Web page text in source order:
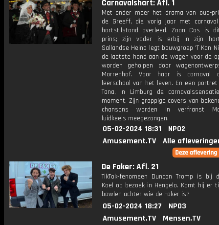
Carnavalshart: Afl. 1
Met onder meer het drama van oud-
de Greeff, die vorig jaar met
hartstilstand overleed. Zoon Cas is
prins; zijn vader is erbij in zijn
Sallandse Heino legt bouwgroep 'T Kan
de laatste hand aan de wagen voor de
worden geholpen door
Morrenhof. Voor haar is carnaval
leerschool van het leven. En een
Tana, in Limburg de
moment. Zijn grappige covers van
chansons worden in verfranst
luidkeels meegezongen.
05-02-2024 18:31
NPO2
Amusement.TV
Alle
De Faker: Afl. 21
TikTok-fenomeen Duncan Tromp is bij
Koel op bezoek in Hengelo. Komt hij er
bowlen achter wie de Faker is?
05-02-2024 18:27
NPO3
Amusement.TV
Mensen.TV